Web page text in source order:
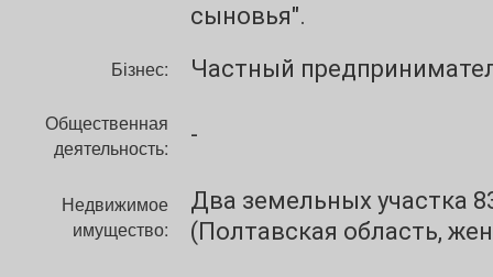
сыновья".
Бізнес: Частный
Общественная
деятельность:
-
Недвижимое
имущество:
Два земельных участка
(Полтавская область,